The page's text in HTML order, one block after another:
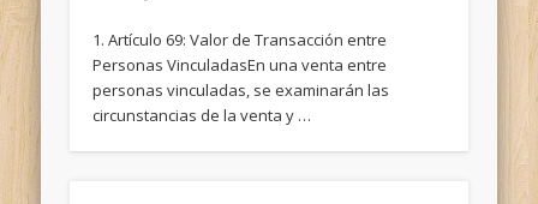
1. Artículo 69: Valor de Transacción entre
Personas VinculadasEn una venta entre
personas vinculadas, se examinarán las
circunstancias de la venta y …